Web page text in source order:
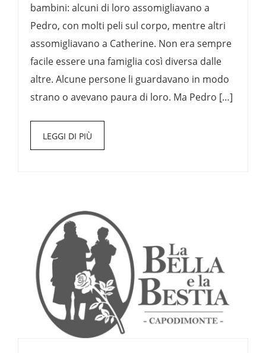
bambini: alcuni di loro assomigliavano a
Pedro, con molti peli sul corpo, mentre altri
assomigliavano a Catherine. Non era sempre
facile essere una famiglia così diversa dalle
altre. Alcune persone li guardavano in modo
strano o avevano paura di loro. Ma Pedro […]
LEGGI DI PIÙ